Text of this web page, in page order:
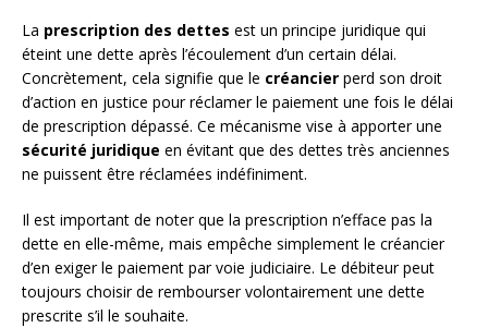
La prescription des dettes est un principe juridique qui
éteint une dette après l’écoulement d’un certain délai.
Concrètement, cela signifie que le créancier perd son droit
d’action en justice pour réclamer le paiement une fois le délai
de prescription dépassé. Ce mécanisme vise à apporter une
sécurité juridique en évitant que des dettes très anciennes
ne puissent être réclamées indéfiniment.
Il est important de noter que la prescription n’efface pas la
dette en elle-même, mais empêche simplement le créancier
d’en exiger le paiement par voie judiciaire. Le débiteur peut
toujours choisir de rembourser volontairement une dette
prescrite s’il le souhaite.